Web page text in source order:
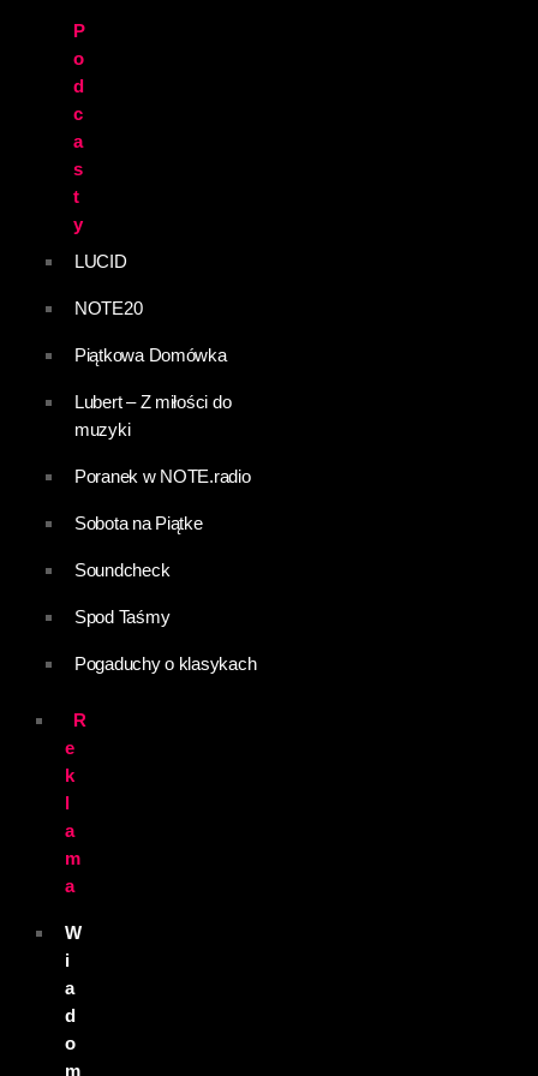
P
o
d
c
a
s
t
y
LUCID
NOTE20
Piątkowa Domówka
Lubert – Z miłości do
muzyki
Poranek w NOTE.radio
Sobota na Piątke
Soundcheck
Spod Taśmy
Pogaduchy o klasykach
R
e
k
l
a
m
a
W
i
a
d
o
m